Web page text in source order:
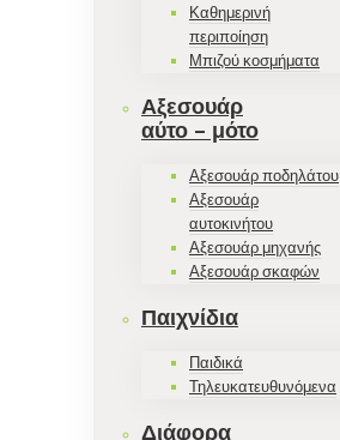
Καθημερινή
περιποίηση
Μπιζού κοσμήματα
Αξεσουάρ
αύτο – μότο
Αξεσουάρ ποδηλάτου
Αξεσουάρ
αυτοκινήτου
Αξεσουάρ μηχανής
Αξεσουάρ σκαφών
Παιχνίδια
Παιδικά
Τηλευκατευθυνόμενα
Διάφορα